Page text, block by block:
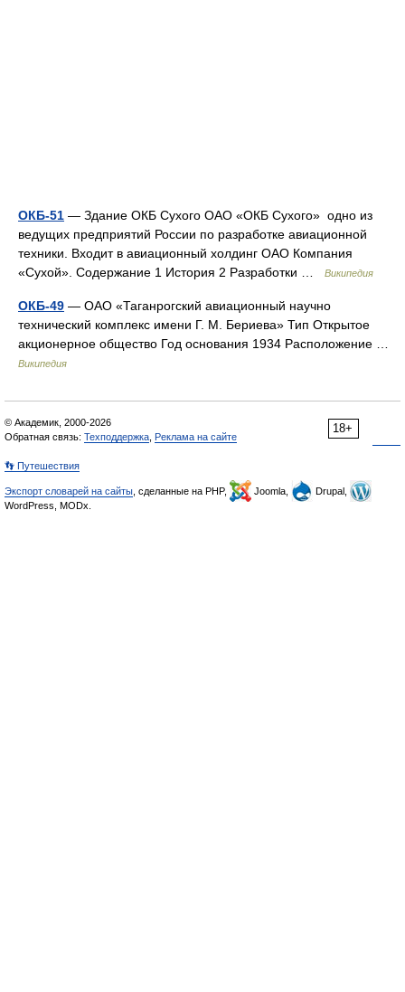
ОКБ-51 — Здание ОКБ Сухого ОАО «ОКБ Сухого» одно из
ведущих предприятий России по разработке авиационной
техники. Входит в авиационный холдинг ОАО Компания
«Сухой». Содержание 1 История 2 Разработки …
Википедия
ОКБ-49 — ОАО «Таганрогский авиационный научно
технический комплекс имени Г. М. Бериева» Тип Открытое
акционерное общество Год основания 1934 Расположение …
Википедия
18+
© Академик, 2000-2026
Обратная связь: Техподдержка Реклама на сайте
👣 Путешествия
Экспорт словарей на сайты , сделанные на PHP, Joomla,
Drupal,
WordPress, MODx.